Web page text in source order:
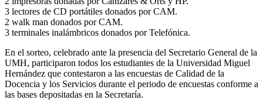
3 lectores de CD portátiles donados por CAM.
2 walk man donados por CAM.
3 terminales inalámbricos donados por Telefónica.
En el sorteo, celebrado ante la presencia del Secretario General de la
UMH, participaron todos los estudiantes de la Universidad Miguel
Hernández que contestaron a las encuestas de Calidad de la
Docencia y los Servicios durante el periodo de encuestas conforme a
las bases depositadas en la Secretaría.